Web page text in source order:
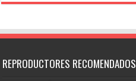
REPRODUCTORES RECOMENDADOS